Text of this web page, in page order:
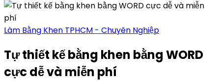
Làm Bằng Khen TPHCM - Chuyên Nghiệp
Tự thiết kế bằng khen bằng WORD
cực dễ và miễn phí